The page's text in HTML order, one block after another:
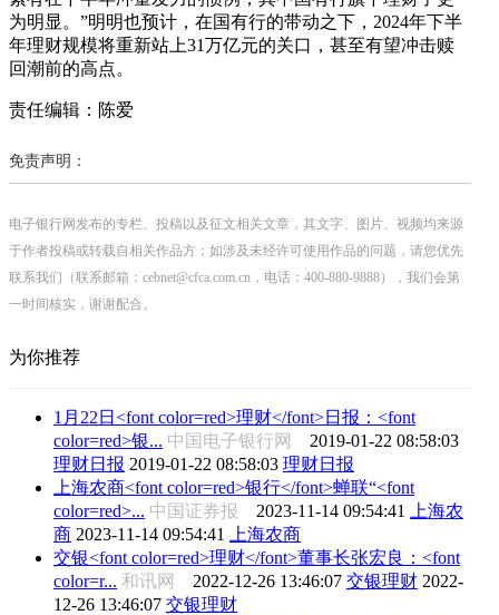
为明显。”明明也预计，在国有行的带动之下，2024年下半
年理财规模将重新站上31万亿元的关口，甚至有望冲击赎
回潮前的高点。
责任编辑：陈爱
免责声明：
电子银行网发布的专栏、投稿以及征文相关文章，其文字、图片、视频均来源
于作者投稿或转载自相关作品方；如涉及未经许可使用作品的问题，请您优先
联系我们（联系邮箱：cebnet@cfca.com.cn，电话：400-880-9888），我们会第
一时间核实，谢谢配合。
为你推荐
1月22日<font color=red>理财</font>日报：<font
color=red>银... 中国电子银行网 2019-01-22 08:58:03
理财日报 2019-01-22 08:58:03 理财日报
上海农商<font color=red>银行</font>蝉联“<font
color=red>... 中国证券报 2023-11-14 09:54:41
上海农
商 2023-11-14 09:54:41
上海农商
交银<font color=red>理财</font>董事长张宏良：<font
color=r... 和讯网 2022-12-26 13:46:07 交银理财 2022-
12-26 13:46:07 交银理财